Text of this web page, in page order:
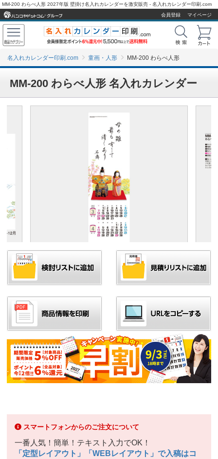
MM-200 わらべ人形 2027年版 壁掛け名入れカレンダーを激安販売 - 名入れカレンダー印刷.com
会員登録
マイページ
名入れカレンダー印刷.com 童画・人形 MM-200 わらべ人形
MM-200 わらべ人形 名入れカレンダー
スマートフォンからのご注文について
一番人気！簡単！テキスト入力でOK！
「定型レイアウト」「WEBレイアウト」で入稿はコ